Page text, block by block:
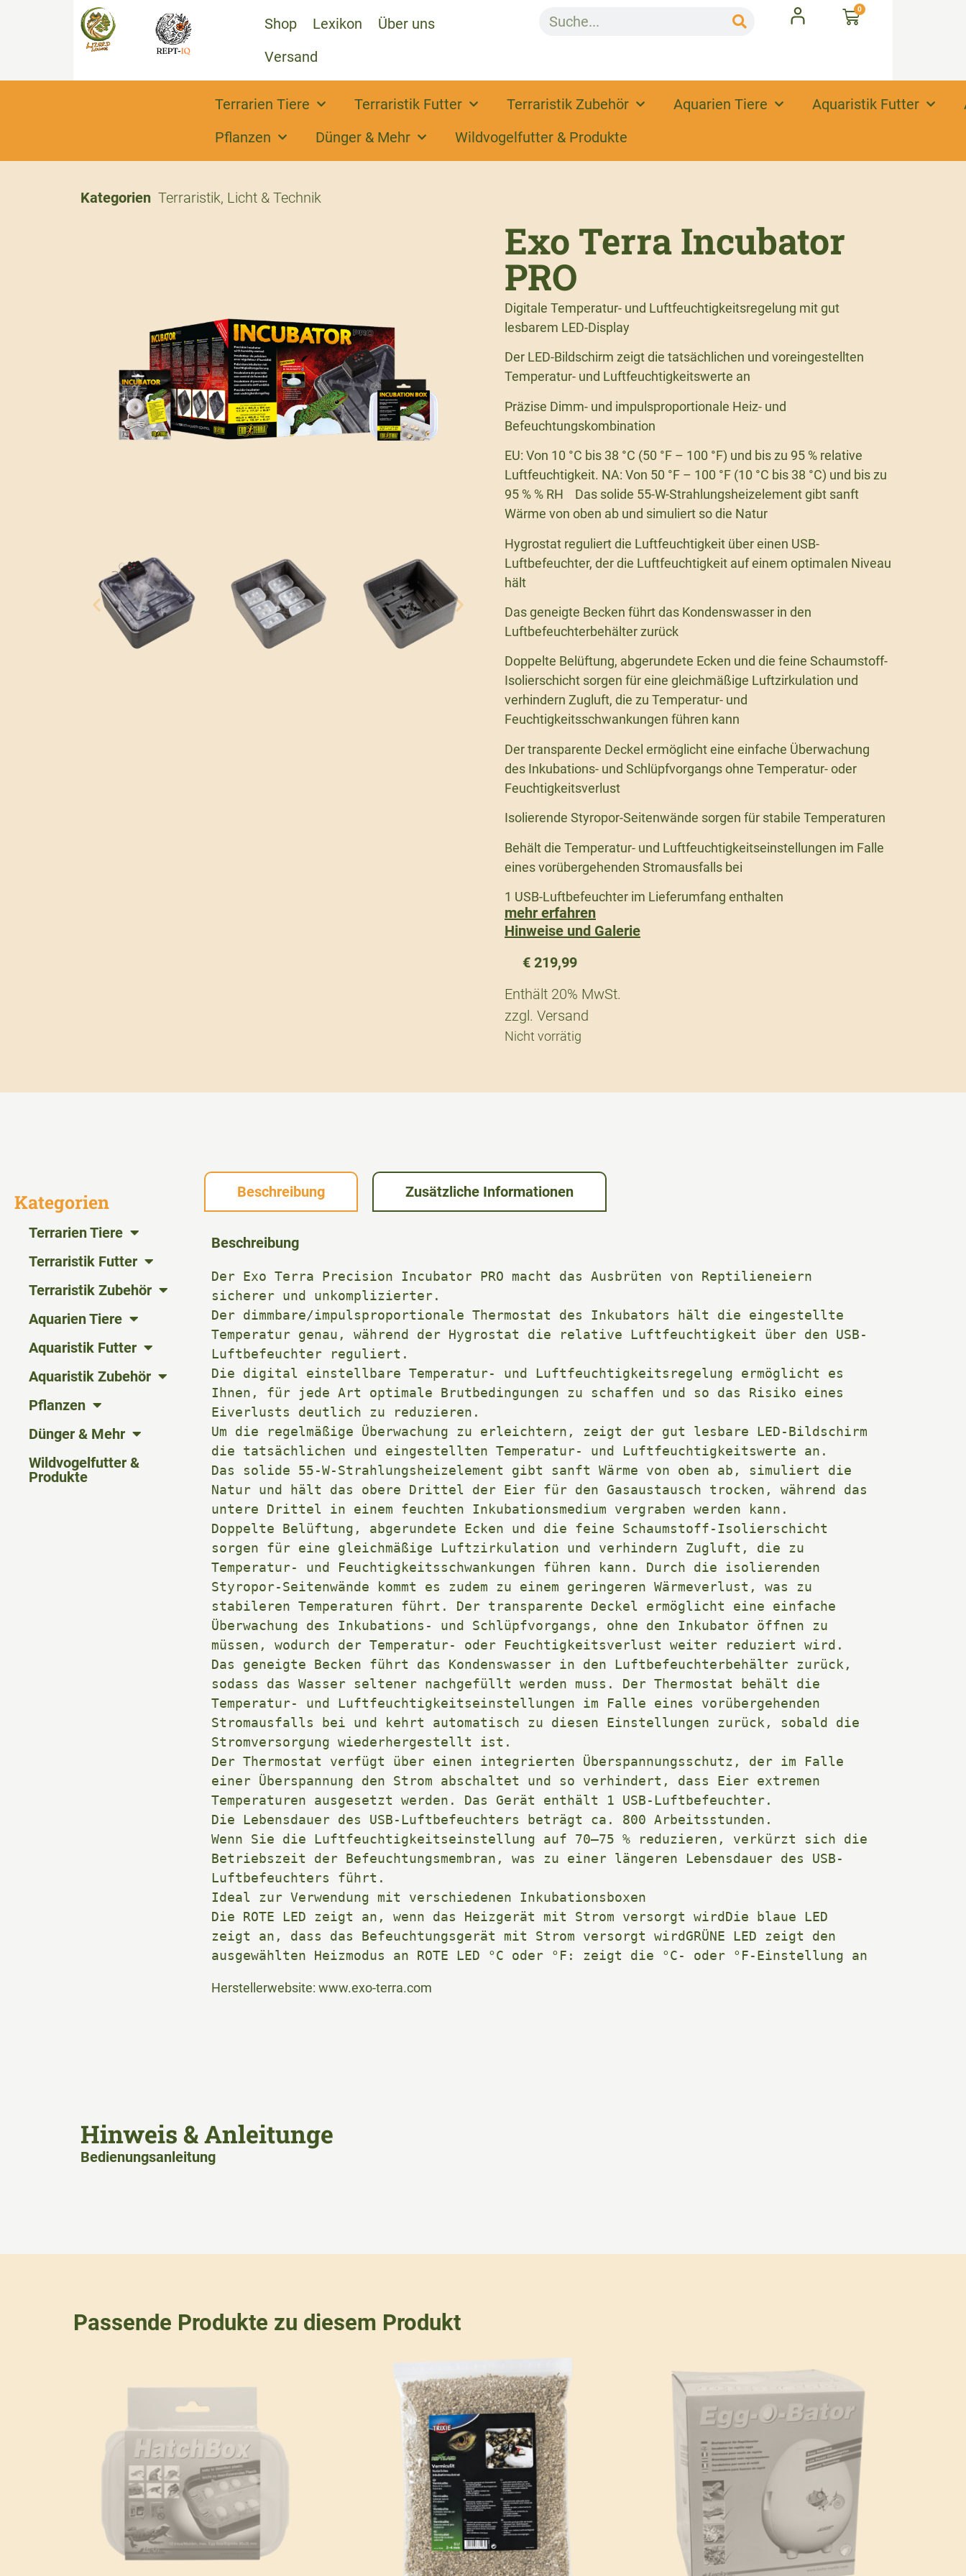
Shop Lexikon
Über uns
Versand
0
Terrarien Tiere Terraristik Futter Terraristik Zubehör Aquarien Tiere Aquaristik Futter
Pflanzen
Dünger & Mehr Wildvogelfutter & Produkte
Kategorien Terraristik, Licht & Technik
Exo Terra Incubator
PRO
Digitale Temperatur- und Luftfeuchtigkeitsregelung mit gut
lesbarem LED-Display
Der LED-Bildschirm zeigt die tatsächlichen und voreingestellten
Temperatur- und Luftfeuchtigkeitswerte an
Präzise Dimm- und impulsproportionale Heiz- und
Befeuchtungskombination
EU: Von 10 °C bis 38 °C (50 °F – 100 °F) und bis zu 95 % relative
Luftfeuchtigkeit. NA: Von 50 °F – 100 °F (10 °C bis 38 °C) und bis zu
95 % % RH Das solide 55-W-Strahlungsheizelement gibt sanft
Wärme von oben ab und simuliert so die Natur
Hygrostat reguliert die Luftfeuchtigkeit über einen USB-
Luftbefeuchter, der die Luftfeuchtigkeit auf einem optimalen Niveau
hält
Das geneigte Becken führt das Kondenswasser in den
Luftbefeuchterbehälter zurück
Doppelte Belüftung, abgerundete Ecken und die feine Schaumstoff-
Isolierschicht sorgen für eine gleichmäßige Luftzirkulation und
verhindern Zugluft, die zu Temperatur- und
Feuchtigkeitsschwankungen führen kann
Der transparente Deckel ermöglicht eine einfache Überwachung
des Inkubations- und Schlüpfvorgangs ohne Temperatur- oder
Feuchtigkeitsverlust
Isolierende Styropor-Seitenwände sorgen für stabile Temperaturen
Behält die Temperatur- und Luftfeuchtigkeitseinstellungen im Falle
eines vorübergehenden Stromausfalls bei
1 USB-Luftbefeuchter im Lieferumfang enthalten
mehr erfahren
Hinweise und Galerie
€ 219,99
Enthält 20% MwSt.
zzgl. Versand
Nicht vorrätig
Kategorien
Terrarien Tiere
Terraristik Futter
Terraristik Zubehör
Aquarien Tiere
Aquaristik Futter
Aquaristik Zubehör
Pflanzen
Dünger & Mehr
Wildvogelfutter &
Produkte
Beschreibung Zusätzliche Informationen
Beschreibung
Der Exo Terra Precision Incubator PRO macht das Ausbrüten von Reptilieneiern
sicherer und unkomplizierter.
Der dimmbare/impulsproportionale Thermostat des Inkubators hält die eingestellte
Temperatur genau, während der Hygrostat die relative Luftfeuchtigkeit über den USB-
Luftbefeuchter reguliert.
Die digital einstellbare Temperatur- und Luftfeuchtigkeitsregelung ermöglicht es
Ihnen, für jede Art optimale Brutbedingungen zu schaffen und so das Risiko eines
Eiverlusts deutlich zu reduzieren.
Um die regelmäßige Überwachung zu erleichtern, zeigt der gut lesbare LED-Bildschirm
die tatsächlichen und eingestellten Temperatur- und Luftfeuchtigkeitswerte an.
Das solide 55-W-Strahlungsheizelement gibt sanft Wärme von oben ab, simuliert die
Natur und hält das obere Drittel der Eier für den Gasaustausch trocken, während das
untere Drittel in einem feuchten Inkubationsmedium vergraben werden kann.
Doppelte Belüftung, abgerundete Ecken und die feine Schaumstoff-Isolierschicht
sorgen für eine gleichmäßige Luftzirkulation und verhindern Zugluft, die zu
Temperatur- und Feuchtigkeitsschwankungen führen kann. Durch die isolierenden
Styropor-Seitenwände kommt es zudem zu einem geringeren Wärmeverlust, was zu
stabileren Temperaturen führt. Der transparente Deckel ermöglicht eine einfache
Überwachung des Inkubations- und Schlüpfvorgangs, ohne den Inkubator öffnen zu
müssen, wodurch der Temperatur- oder Feuchtigkeitsverlust weiter reduziert wird.
Das geneigte Becken führt das Kondenswasser in den Luftbefeuchterbehälter zurück,
sodass das Wasser seltener nachgefüllt werden muss. Der Thermostat behält die
Temperatur- und Luftfeuchtigkeitseinstellungen im Falle eines vorübergehenden
Stromausfalls bei und kehrt automatisch zu diesen Einstellungen zurück, sobald die
Stromversorgung wiederhergestellt ist.
Der Thermostat verfügt über einen integrierten Überspannungsschutz, der im Falle
einer Überspannung den Strom abschaltet und so verhindert, dass Eier extremen
Temperaturen ausgesetzt werden. Das Gerät enthält 1 USB-Luftbefeuchter.
Die Lebensdauer des USB-Luftbefeuchters beträgt ca. 800 Arbeitsstunden.
Wenn Sie die Luftfeuchtigkeitseinstellung auf 70–75 % reduzieren, verkürzt sich die
Betriebszeit der Befeuchtungsmembran, was zu einer längeren Lebensdauer des USB-
Luftbefeuchters führt.
Ideal zur Verwendung mit verschiedenen Inkubationsboxen
Die ROTE LED zeigt an, wenn das Heizgerät mit Strom versorgt wirdDie blaue LED
zeigt an, dass das Befeuchtungsgerät mit Strom versorgt wirdGRÜNE LED zeigt den
ausgewählten Heizmodus an ROTE LED °C oder °F: zeigt die °C- oder °F-Einstellung an
Herstellerwebsite: www.exo-terra.com
Hinweis & Anleitunge
Bedienungsanleitung
Passende Produkte zu diesem Produkt